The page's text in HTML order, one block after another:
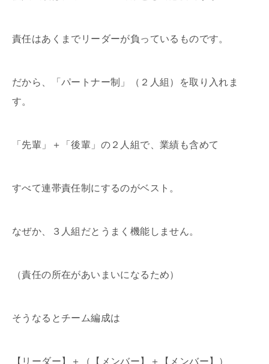
責任はあくまでリーダーが負っているものです。
だから、「パートナー制」（２人組）を取り入れま
す。
「先輩」＋「後輩」の２人組で、業績も含めて
すべて連帯責任制にするのがベスト。
なぜか、３人組だとうまく機能しません。
（責任の所在があいまいになるため）
そうなるとチーム編成は
【リーダー】＋（【メンバー】＋【メンバー】）